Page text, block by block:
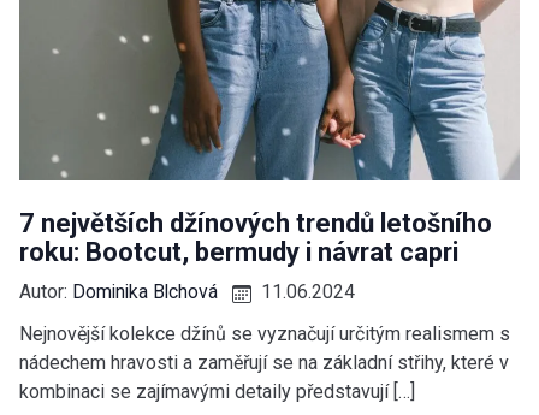
7 největších džínových trendů letošního
roku: Bootcut, bermudy i návrat capri
Autor: Dominika Blchová
11.06.2024
Nejnovější kolekce džínů se vyznačují určitým realismem s
nádechem hravosti a zaměřují se na základní střihy, které v
kombinaci se zajímavými detaily představují […]